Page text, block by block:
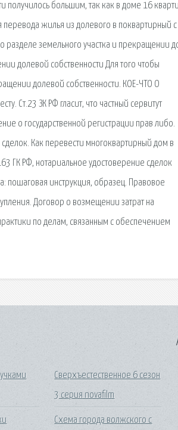
большим, так как в доме 16
жилья из долевого в поквартирный с
разделе земельного участка и прекращении
долевой собственности Для того чтобы
долевой собственности. КОЕ-ЧТО О
Ст.23 ЗК РФ гласит, что частный сервитут
о государственной регистрации прав либо.
Как перевести многоквартирный дом в
ГК РФ, нотариальное удостоверение сделок
пошаговая инструкция, образец. Правовое
Договор о возмещении затрат на
по делам, связанным с обеспечением
Сверхъестественное 6 сезон
3 серия novafilm
Схема города волжского с